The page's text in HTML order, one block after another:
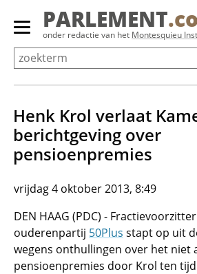
Overslaan
Primair
menu
tonen/verbergen
PARLEMENT
onder redactie van het Montesquieu
Henk Krol verlaat
berichtgeving over
pensioenpremies
vrijdag 4 oktober 2013, 8:49
DEN HAAG (PDC) - Fractievoorzitter
ouderenpartij 50Plus stapt op uit
wegens onthullingen over het niet
pensioenpremies door Krol ten